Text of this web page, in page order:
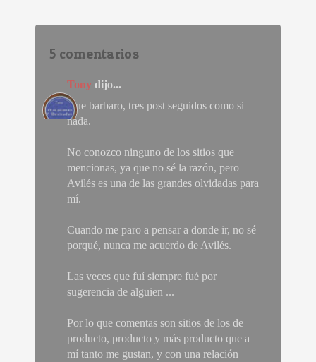
5 comentarios
Tony dijo...
Que barbaro, tres post seguidos como si
nada.
No conozco ninguno de los sitios que
mencionas, ya que no sé la razón, pero
Avilés es una de las grandes olvidadas para
mí.
Cuando me paro a pensar a donde ir, no sé
porqué, nunca me acuerdo de Avilés.
Las veces que fuí siempre fué por
sugerencia de alguien ...
Por lo que comentas son sitios de los de
producto, producto y más producto que a
mí tanto me gustan, y con una relación